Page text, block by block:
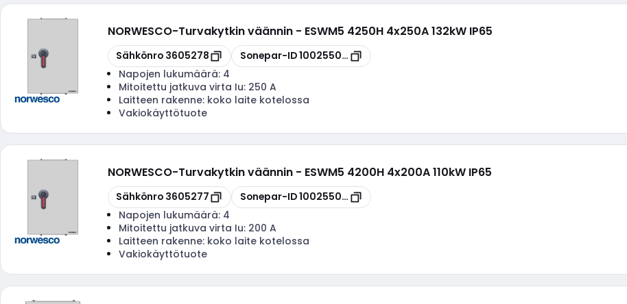
NORWESCO-Turvakytkin väännin - ESWM5 4250H 4x250A 132kW IP65
Kopioi
Sähkönro 3605278 Kopioi
Sonepar-ID100255084
Napojen lukumäärä: 4
Mitoitettu jatkuva virta Iu: 250 A
Laitteen rakenne: koko laite kotelossa
Vakiokäyttötuote
NORWESCO-Turvakytkin väännin - ESWM5 4200H 4x200A 110kW IP65
Kopioi
Sähkönro 3605277 Kopioi
Sonepar-ID100255082
Napojen lukumäärä: 4
Mitoitettu jatkuva virta Iu: 200 A
Laitteen rakenne: koko laite kotelossa
Vakiokäyttötuote